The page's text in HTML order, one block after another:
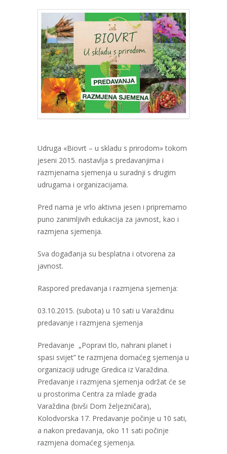
Udruga «Biovrt – u skladu s prirodom» tokom
jeseni 2015. nastavlja s predavanjima i
razmjenama sjemenja u suradnji s drugim
udrugama i organizacijama.
Pred nama je vrlo aktivna jesen i pripremamo
puno zanimljivih edukacija za javnost, kao i
razmjena sjemenja.
Sva događanja su besplatna i otvorena za
javnost.
Raspored predavanja i razmjena sjemenja:
03.10.2015. (subota) u 10 sati u Varaždinu
predavanje i razmjena sjemenja
Predavanje „Popravi tlo, nahrani planet i
spasi svijet” te razmjena domaćeg sjemenja u
organizaciji udruge Gredica iz Varaždina.
Predavanje i razmjena sjemenja održat će se
u prostorima Centra za mlade grada
Varaždina (bivši Dom željezničara),
Kolodvorska 17. Predavanje počinje u 10 sati,
a nakon predavanja, oko 11 sati počinje
razmjena domaćeg sjemenja.